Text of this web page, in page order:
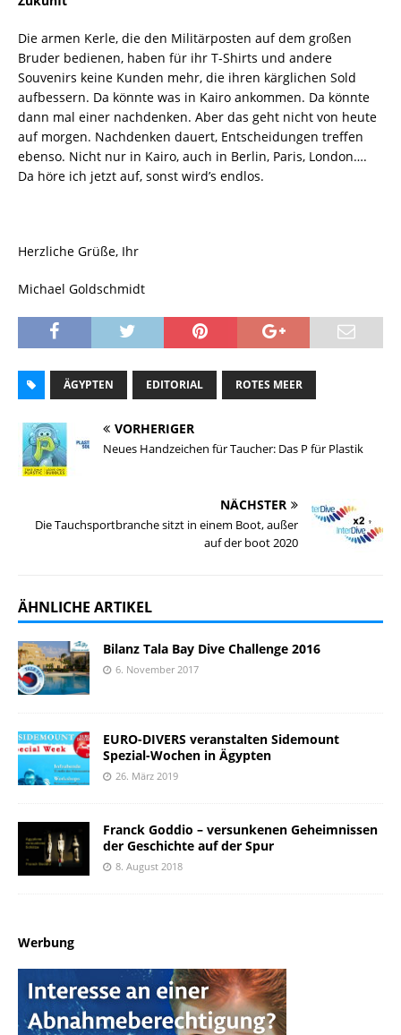
Die armen Kerle, die den Militärposten auf dem großen
Bruder bedienen, haben für ihr T-Shirts und andere
Souvenirs keine Kunden mehr, die ihren kärglichen Sold
aufbessern. Da könnte was in Kairo ankommen. Da könnte
dann mal einer nachdenken. Aber das geht nicht von heute
auf morgen. Nachdenken dauert, Entscheidungen treffen
ebenso. Nicht nur in Kairo, auch in Berlin, Paris, London….
Da höre ich jetzt auf, sonst wird’s endlos.
Herzliche Grüße, Ihr
Michael Goldschmidt
ÄGYPTEN EDITORIAL ROTES MEER
VORHERIGER
Neues Handzeichen für Taucher: Das P für Plastik
NÄCHSTER
Die Tauchsportbranche sitzt in einem Boot, außer
auf der boot 2020
ÄHNLICHE ARTIKEL
Bilanz Tala Bay Dive Challenge 2016
6. November 2017
EURO-DIVERS veranstalten Sidemount
Spezial-Wochen in Ägypten
26. März 2019
Franck Goddio – versunkenen Geheimnissen
der Geschichte auf der Spur
8. August 2018
Werbung